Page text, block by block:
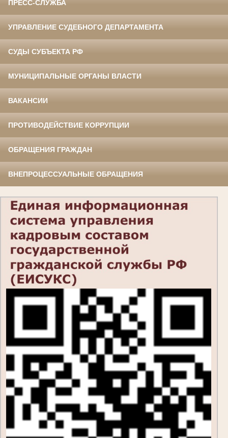
ПРЕСС-СЛУЖБА
УПРАВЛЕНИЕ СУДЕБНОГО ДЕПАРТАМЕНТА
СУДЫ СУБЪЕКТА РФ
МУНИЦИПАЛЬНЫЕ ОРГАНЫ ВЛАСТИ
ВАКАНСИИ
ПРОТИВОДЕЙСТВИЕ КОРРУПЦИИ
ОБРАЩЕНИЯ ГРАЖДАН
ВНЕПРОЦЕССУАЛЬНЫЕ ОБРАЩЕНИЯ